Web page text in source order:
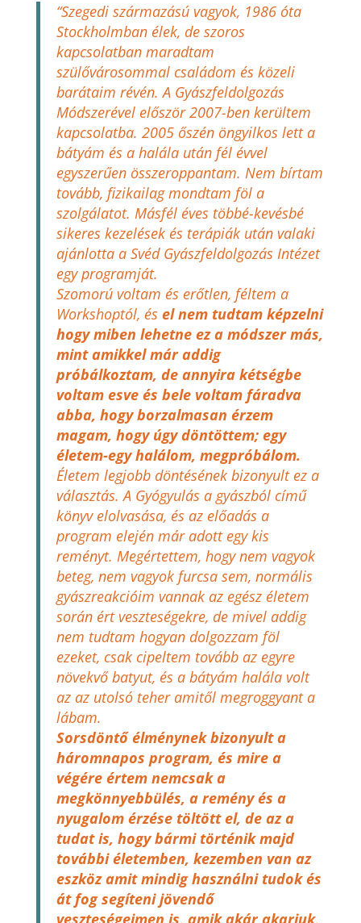
“Szegedi származású vagyok, 1986 óta
Stockholmban élek, de szoros
kapcsolatban maradtam
szülővárosommal családom és közeli
barátaim révén. A Gyászfeldolgozás
Módszerével először 2007-ben kerültem
kapcsolatba. 2005 őszén öngyilkos lett a
bátyám és a halála után fél évvel
egyszerűen összeroppantam. Nem bírtam
tovább, fizikailag mondtam föl a
szolgálatot. Másfél éves többé-kevésbé
sikeres kezelések és terápiák után valaki
ajánlotta a Svéd Gyászfeldolgozás Intézet
egy programját.
Szomorú voltam és erőtlen, féltem a
Workshoptól, és el nem tudtam képzelni
hogy miben lehetne ez a módszer más,
mint amikkel már addig
próbálkoztam, de annyira kétségbe
voltam esve és bele voltam fáradva
abba, hogy borzalmasan érzem
magam, hogy úgy döntöttem; egy
életem-egy halálom, megpróbálom.
Életem legjobb döntésének bizonyult ez a
választás. A Gyógyulás a gyászból című
könyv elolvasása, és az előadás a
program elején már adott egy kis
reményt. Megértettem, hogy nem vagyok
beteg, nem vagyok furcsa sem, normális
gyászreakcióim vannak az egész életem
során ért veszteségekre, de mivel addig
nem tudtam hogyan dolgozzam föl
ezeket, csak cipeltem tovább az egyre
növekvő batyut, és a bátyám halála volt
az az utolsó teher amitől megroggyant a
lábam.
Sorsdöntő élménynek bizonyult a
háromnapos program, és mire a
végére értem nemcsak a
megkönnyebbülés, a remény és a
nyugalom érzése töltött el, de az a
tudat is, hogy bármi történik majd
további életemben, kezemben van az
eszköz amit mindig használni tudok és
át fog segíteni jövendő
veszteségeimen is, amik akár akarjuk,